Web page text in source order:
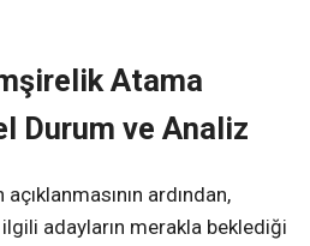
Atama
Durum ve Analiz
ardından,
adayların merakla beklediği